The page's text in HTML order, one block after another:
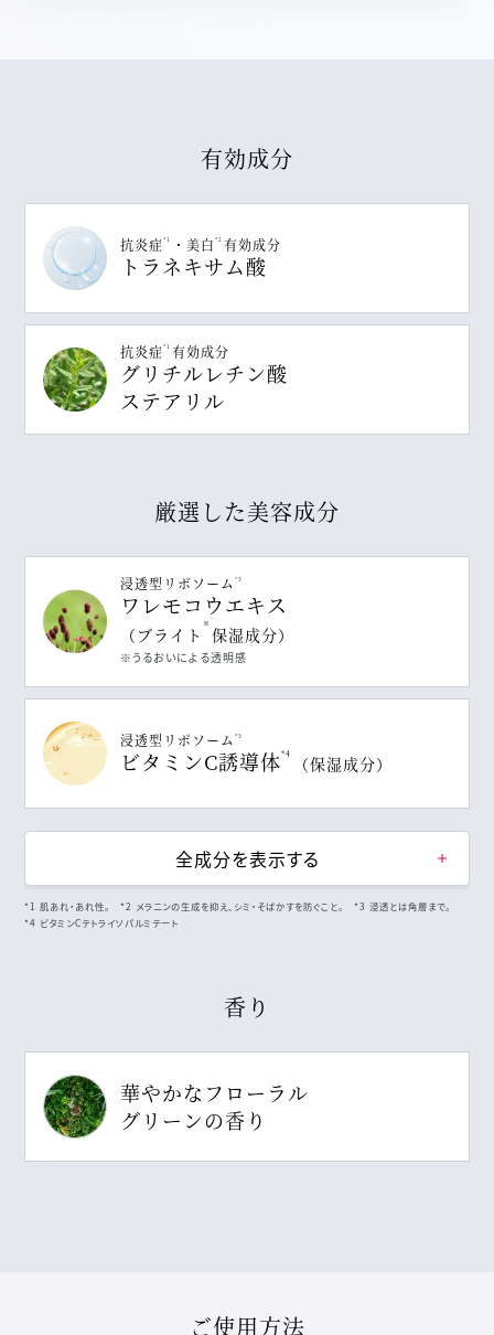
有効成分
抗炎症*1 ・美白*2 有効成分
トラネキサム酸
抗炎症*1 有効成分
グリチルレチン酸
ステアリル
厳選した美容成分
浸透型リポソーム*3
ワレモコウエキス
（ブライト ※ 保湿成分）
※うるおいによる透明感
浸透型リポソーム*3
ビタミンC誘導体*4 （保湿成分）
全成分を表示する
*1 肌あれ・あれ性。 *2 メラニンの生成を抑え、シミ・そばかすを防ぐこと。 *3 浸透とは角層まで。
*4 ビタミンCテトライソパルミテート
香り
華やかなフローラル
グリーンの香り
ご使用方法